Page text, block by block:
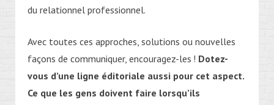
du relationnel professionnel.
Avec toutes ces approches, solutions ou nouvelles
façons de communiquer, encouragez-les ! Dotez-
vous d’une ligne éditoriale aussi pour cet aspect.
Ce que les gens doivent faire lorsqu’ils